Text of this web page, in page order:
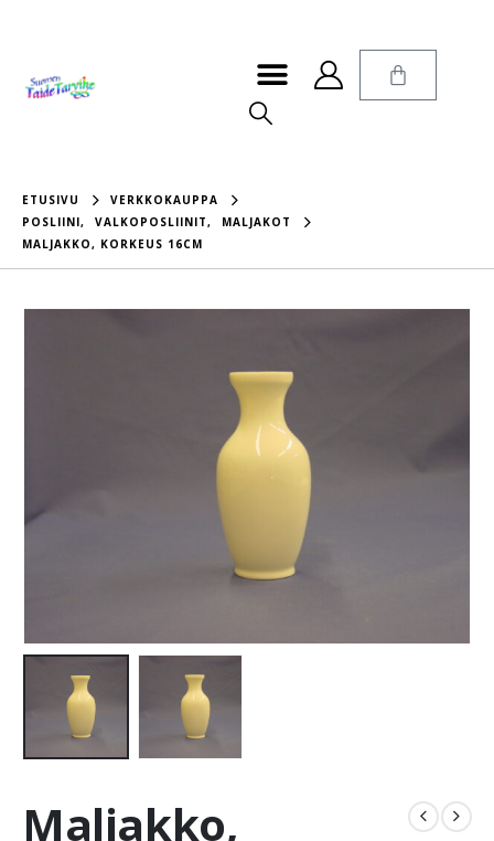
ETUSIVU
VERKKOKAUPPA
POSLIINI, VALKOPOSLIINIT,
MALJAKOT
MALJAKKO, KORKEUS 16CM
Maljakko,